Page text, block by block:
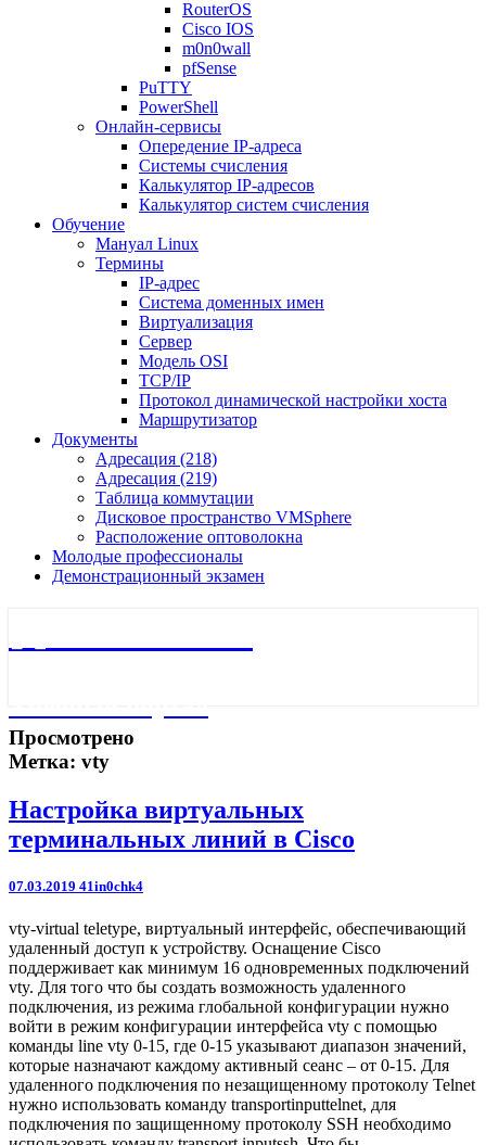
RouterOS
Cisco IOS
m0n0wall
pfSense
PuTTY
PowerShell
Онлайн-сервисы
Опередение IP-адреса
Системы счисления
Калькулятор IP-адресов
Калькулятор систем счисления
Обучение
Мануал Linux
Термины
IP-адрес
Система доменных имен
Виртуализация
Сервер
Модель OSI
TCP/IP
Протокол динамической настройки хоста
Маршрутизатор
Документы
Адресация (218)
Адресация (219)
Таблица коммутации
Дисковое пространство VMSphere
Расположение оптоволокна
Молодые профессионалы
Демонстрационный экзамен
Просмотрено
Метка: vty
Настройка
виртуальных
терминальных
в
Настройка виртуальных
терминальных линий в Cisco
07.03.2019 41in0chk4
vty-virtual teletype, виртуальный интерфейс, обеспечивающий
удаленный доступ к устройству. Оснащение Сisсo
поддерживает как минимум 16 одновременных подключений
vty. Для того что бы создать возможность удаленного
подключения, из режима глобальной конфигурации нужно
войти в режим конфигурации интерфейса vty с помощью
команды line vty 0-15, где 0-15 указывают диапазон значений,
которые назначают каждому активный сеанс – от 0-15. Для
удаленного подключения по незащищенному протоколу Telnet
нужно использовать команду transportinputtelnet, для
подключения по защищенному протоколу SSH необходимо